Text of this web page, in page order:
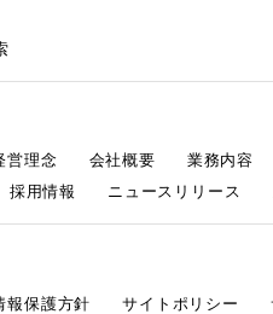
営理念 会社概要 業務内容
採用情報 ニュースリリース
報保護方針 サイトポリシー